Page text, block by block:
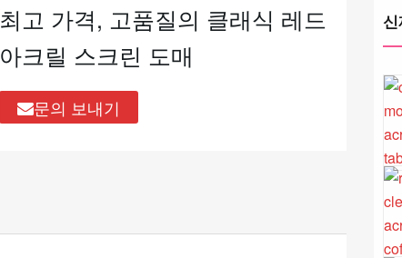
최고 가격, 고품질의 클래식 레드
아크릴 스크린 도매
문의 보내기